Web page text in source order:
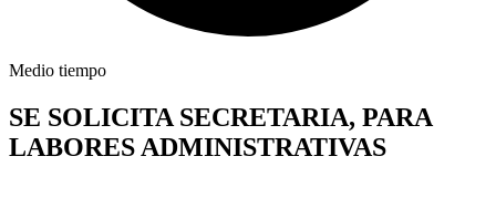
Medio tiempo
SE SOLICITA SECRETARIA, PARA
LABORES ADMINISTRATIVAS